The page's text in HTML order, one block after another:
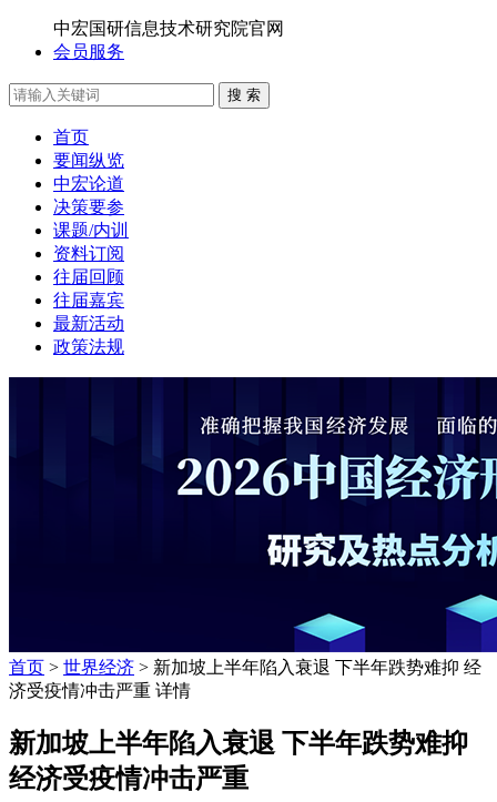
中宏国研信息技术研究院官网
会员服务
搜 索
首页
要闻纵览
中宏论道
决策要参
课题/内训
资料订阅
往届回顾
往届嘉宾
最新活动
政策法规
首页 > 世界经济 > 新加坡上半年陷入衰退 下半年跌势难抑 经
济受疫情冲击严重 详情
新加坡上半年陷入衰退 下半年跌势难抑
经济受疫情冲击严重